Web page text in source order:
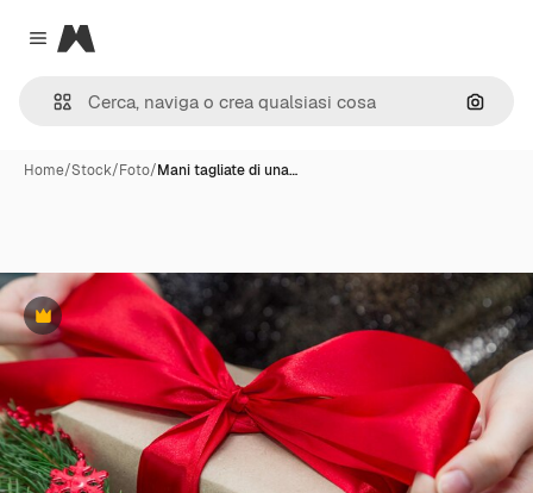
Close menu
Magnific
Cerca
Home/Stock/Foto/Mani tagliate di una…
Premium